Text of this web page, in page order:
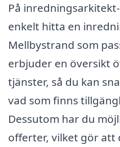
På
enkelt hitta en
Mellbystrand som
erbjuder en översikt
tjänster, så du kan
vad som finns
Dessutom har du
offerter, vilket gör att